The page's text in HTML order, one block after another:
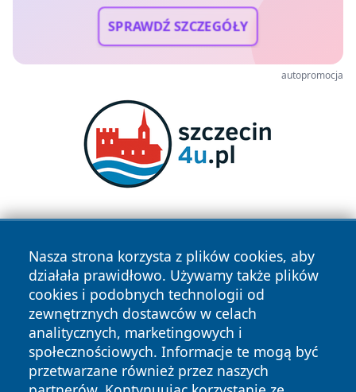
SPRAWDŹ SZCZEGÓŁY
autopromocja
Nasza strona korzysta z plików cookies, aby
działała prawidłowo. Używamy także plików
cookies i podobnych technologii od
zewnętrznych dostawców w celach
analitycznych, marketingowych i
społecznościowych. Informacje te mogą być
przetwarzane również przez naszych
Copyright © 2026 wrotachorzowa.pl Wszystkie prawa
zastrzeżone.